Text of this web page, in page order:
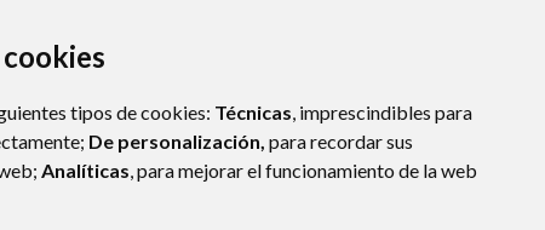
tipos de cookies: Técnicas, imprescindibles para
De personalización, para recordar sus
Analíticas, para mejorar el funcionamiento de la web